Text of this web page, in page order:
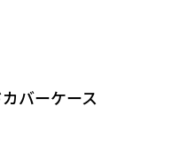
バーケース